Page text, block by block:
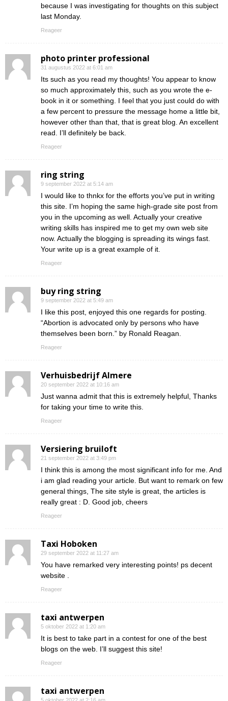
because I was investigating for thoughts on this subject
last Monday.
Reageer
photo printer professional
31 augustus 2022 at 6:01 am
Its such as you read my thoughts! You appear to know
so much approximately this, such as you wrote the e-
book in it or something. I feel that you just could do with
a few percent to pressure the message home a little bit,
however other than that, that is great blog. An excellent
read. I’ll definitely be back.
Reageer
ring string
9 september 2022 at 5:14 am
I would like to thnkx for the efforts you’ve put in writing
this site. I’m hoping the same high-grade site post from
you in the upcoming as well. Actually your creative
writing skills has inspired me to get my own web site
now. Actually the blogging is spreading its wings fast.
Your write up is a great example of it.
Reageer
buy ring string
9 september 2022 at 5:49 am
I like this post, enjoyed this one regards for posting.
“Abortion is advocated only by persons who have
themselves been born.” by Ronald Reagan.
Reageer
Verhuisbedrijf Almere
20 september 2022 at 10:16 am
Just wanna admit that this is extremely helpful, Thanks
for taking your time to write this.
Reageer
Versiering bruiloft
21 september 2022 at 3:49 pm
I think this is among the most significant info for me. And
i am glad reading your article. But want to remark on few
general things, The site style is great, the articles is
really great : D. Good job, cheers
Reageer
Taxi Hoboken
29 september 2022 at 11:27 am
You have remarked very interesting points! ps decent
website .
Reageer
taxi antwerpen
5 oktober 2022 at 1:20 am
It is best to take part in a contest for one of the best
blogs on the web. I’ll suggest this site!
Reageer
taxi antwerpen